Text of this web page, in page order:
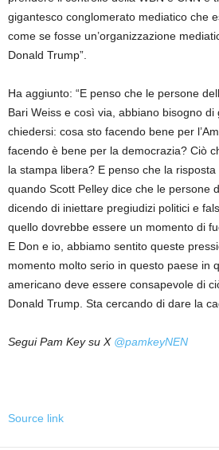
gigantesco conglomerato mediatico che
come se fosse un’organizzazione
Donald Trump”.
Ha aggiunto: “E penso che le persone
Bari Weiss e così via, abbiano bisogno
chiedersi: cosa sto facendo bene per
facendo è bene per la democrazia? Ciò
la stampa libera? E penso che la
quando Scott Pelley dice che le persone
dicendo di iniettare pregiudizi politici e
quello dovrebbe essere un momento di
E Don e io, abbiamo sentito queste
momento molto serio in questo paese in
americano deve essere consapevole di
Donald Trump. Sta cercando di dare la
Segui Pam Key su X @pamkeyNEN
Source link